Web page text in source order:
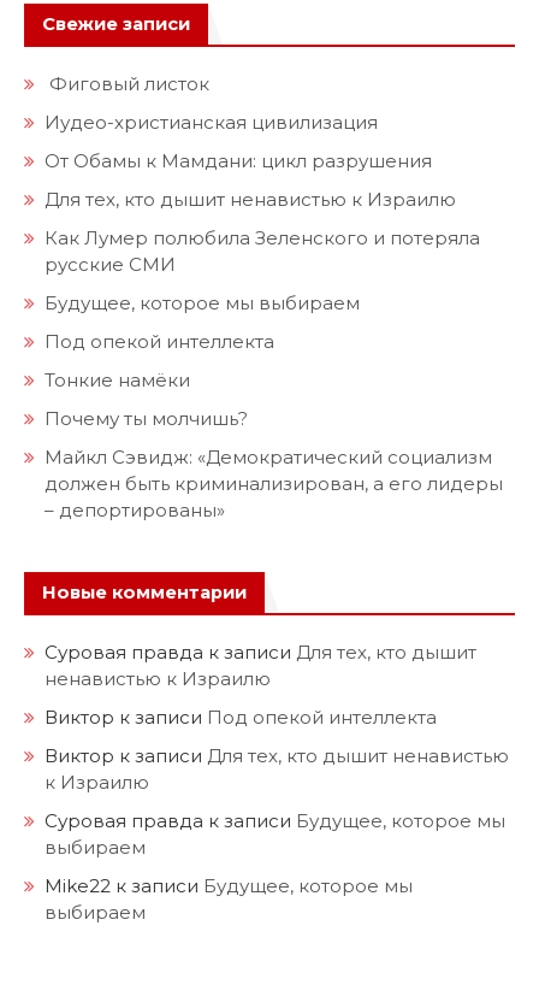
Свежие записи
Фиговый листок
Иудео-христианская цивилизация
От Обамы к Мамдани: цикл разрушения
Для тех, кто дышит ненавистью к Израилю
Как Лумер полюбила Зеленского и потеряла
русские СМИ
Будущее, которое мы выбираем
Под опекой интеллекта
Тонкие намёки
Почему ты молчишь?
Майкл Сэвидж: «Демократический социализм
должен быть криминализирован, а его лидеры
– депортированы»
Новые комментарии
Суровая правда к записи Для тех, кто дышит
ненавистью к Израилю
Виктор к записи Под опекой интеллекта
Виктор к записи Для тех, кто дышит ненавистью
к Израилю
Суровая правда к записи Будущее, которое мы
выбираем
Mike22 к записи Будущее, которое мы
выбираем